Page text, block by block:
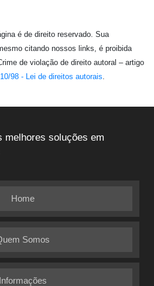
é de direito reservado. Sua
citando nossos links, é proibida
de violação de direito autoral – artigo
98 - Lei de direitos autorais.
melhores soluções em
Home
Somos
Informações